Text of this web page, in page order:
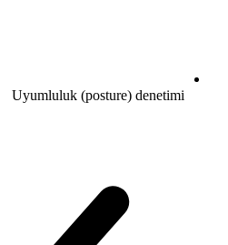
Uyumluluk (posture) denetimi